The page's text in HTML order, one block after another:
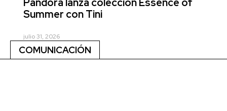
Summer con Tini
julio 31, 2026
COMUNICACIÓN